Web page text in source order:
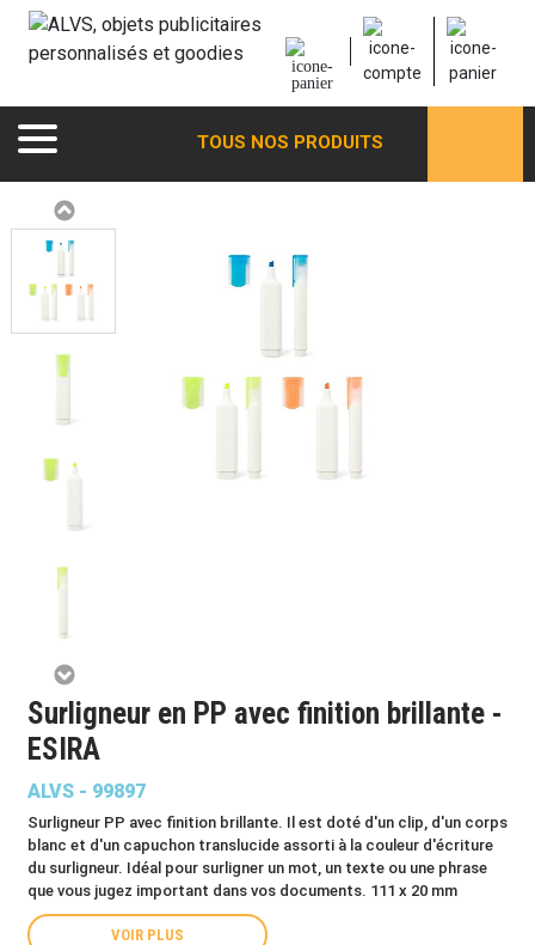
TOUS NOS PRODUITS
Surligneur en PP avec finition brillante -
ESIRA
ALVS - 99897
Surligneur PP avec finition brillante. Il est doté d'un clip, d'un corps
blanc et d'un capuchon translucide assorti à la couleur d'écriture
du surligneur. Idéal pour surligner un mot, un texte ou une phrase
que vous jugez important dans vos documents. 111 x 20 mm
VOIR PLUS